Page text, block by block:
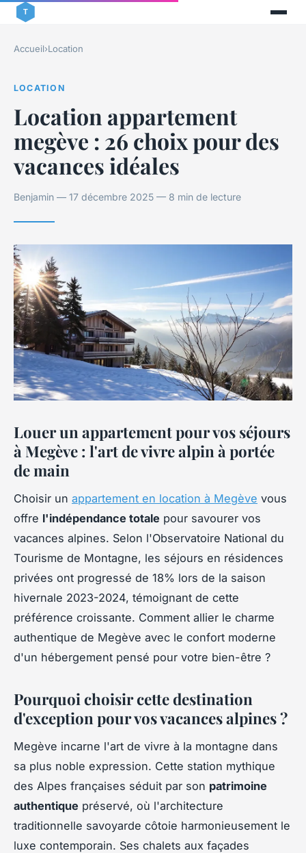
Accueil›Location
LOCATION
Location appartement
megève : 26 choix pour des
vacances idéales
Benjamin — 17 décembre 2025 — 8 min de lecture
Louer un appartement pour vos séjours
à Megève : l'art de vivre alpin à portée
de main
Choisir un appartement en location à Megève vous
offre l'indépendance totale pour savourer vos
vacances alpines. Selon l'Observatoire National du
Tourisme de Montagne, les séjours en résidences
privées ont progressé de 18% lors de la saison
hivernale 2023-2024, témoignant de cette
préférence croissante. Comment allier le charme
authentique de Megève avec le confort moderne
d'un hébergement pensé pour votre bien-être ?
Pourquoi choisir cette destination
d'exception pour vos vacances alpines ?
Megève incarne l'art de vivre à la montagne dans
sa plus noble expression. Cette station mythique
des Alpes françaises séduit par son patrimoine
authentique préservé, où l'architecture
traditionnelle savoyarde côtoie harmonieusement le
luxe contemporain. Ses chalets aux façades